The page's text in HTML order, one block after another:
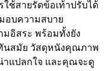
ใช้สายรัดข้อเท้าปรับได้
อบความสบาย
มอิสระ พร้อมทั้งยัง
นสมัย วัสดุหนังคุณภาพ
าแปลกใจ และคุณจะดู